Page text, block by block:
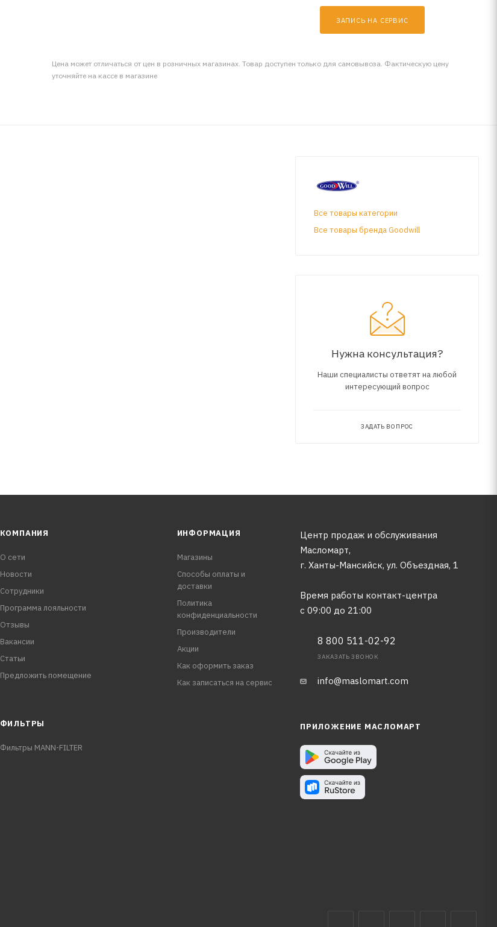
ЗАПИСЬ НА СЕРВИС
Цена может отличаться от цен в розничных магазинах. Товар доступен только для самовывоза. Фактическую цену
уточняйте на кассе в магазине
Все товары категории
Все товары бренда Goodwill
Нужна консультация?
Наши специалисты ответят на любой
интересующий вопрос
ЗАДАТЬ ВОПРОС
КОМПАНИЯ
О сети
Новости
Сотрудники
Программа лояльности
Отзывы
Вакансии
Статьи
Предложить помещение
ИНФОРМАЦИЯ
Магазины
Способы оплаты и
доставки
Политика
конфиденциальности
Производители
Акции
Как оформить заказ
Как записаться на сервис
Центр продаж и обслуживания
Масломарт,
г. Ханты-Мансийск, ул. Объездная, 1
Время работы контакт-центра
с 09:00 до 21:00
8 800 511-02-92
ЗАКАЗАТЬ ЗВОНОК
info@maslomart.com
ФИЛЬТРЫ
Фильтры MANN-FILTER
ПРИЛОЖЕНИЕ МАСЛОМАРТ